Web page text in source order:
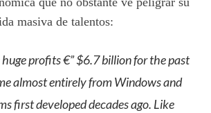
masiva de talentos:
profits €” $6.7 billion for the past
almost entirely from Windows and
first developed decades ago. Like